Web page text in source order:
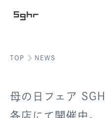
ショッピング バッ
TOP NEWS
母の日フェア
各店にて開催中。